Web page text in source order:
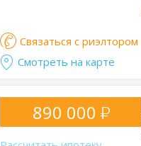
Связаться с риэлтором
Смотреть на карте
890 000